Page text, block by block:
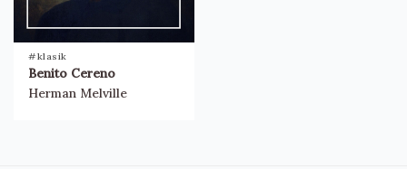
#klasik
Benito Cereno
Herman Melville